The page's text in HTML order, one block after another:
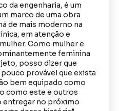
da engenharia, é um
marco de uma obra
de mais moderno na
em atenção e
Como mulher e
feminina
posso dizer que
provável que exista
bem equipado como
como este e outros
entregar no próximo